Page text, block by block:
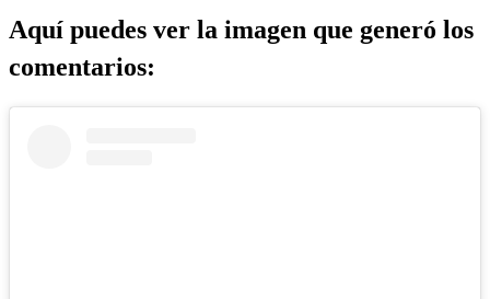
Aquí puedes ver la imagen que generó los
comentarios: